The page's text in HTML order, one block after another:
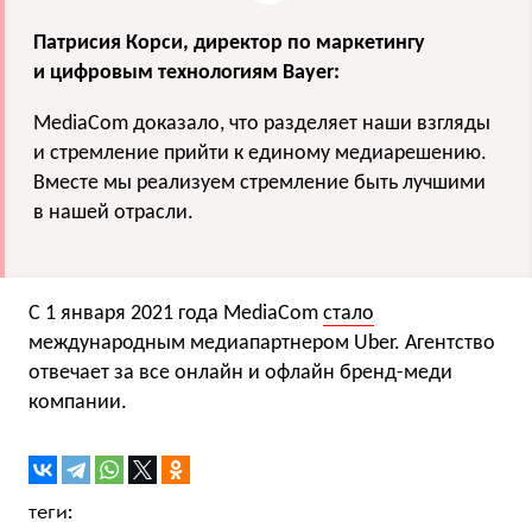
Патрисия Корси, директор по маркетингу
и цифровым технологиям Bayer:
MediaCom доказало, что разделяет наши взгляды
и стремление прийти к единому медиарешению.
Вместе мы реализуем стремление быть лучшими
в нашей отрасли.
С 1 января 2021 года MediaCom стало
международным медиапартнером Uber. Агентство
отвечает за все онлайн и офлайн бренд-меди
компании.